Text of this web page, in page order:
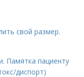
свой размер.
Памятка пациенту
диспорт)